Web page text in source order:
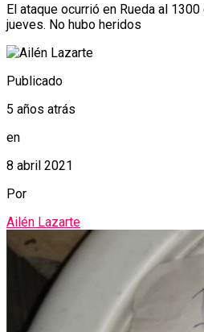
El ataque ocurrió en Rueda al
jueves. No hubo heridos
Publicado
5 años atrás
en
8 abril 2021
Por
Ailén Lazarte